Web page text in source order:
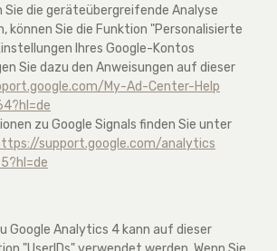
die geräteübergreifende Analyse
können Sie die Funktion "Personalisierte
Ihres Google-Kontos
Sie dazu den Anweisungen auf dieser
/My-Ad-Center-Help
?hl=de
zu Google Signals finden Sie unter
support.google.com/analytics
?hl=de
Google Analytics 4 kann auf dieser